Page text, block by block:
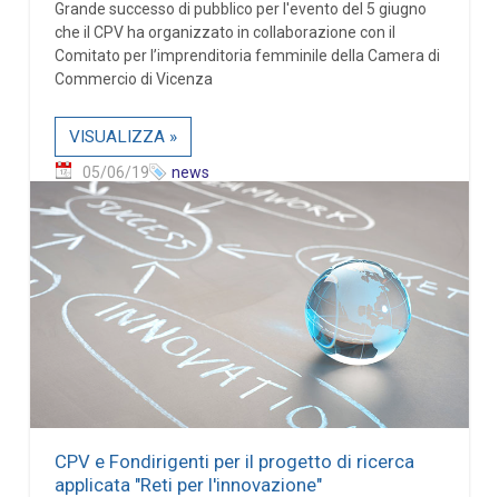
Grande successo di pubblico per l'evento del 5 giugno
che il CPV ha organizzato in collaborazione con il
Comitato per l’imprenditoria femminile della Camera di
Commercio di Vicenza
VISUALIZZA »
05/06/19 news
CPV e Fondirigenti per il progetto di ricerca
applicata "Reti per l'innovazione"